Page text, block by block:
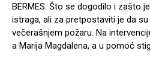
BERMES. Što se dogodilo i zašto
istraga, ali za pretpostaviti je da
večerašnjem požaru. Na
a Marija Magdalena, a u pomoć